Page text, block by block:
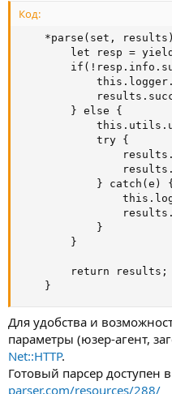
Код:
*parse(set,
let resp =
        } else {
            try {
            } catch(e) {
            }
        }
        return results;
    }
Для удобства и
параметры (юзер-агент,
Net::HTTP.
Готовый парсер доступен в
parser.com/resources/288/